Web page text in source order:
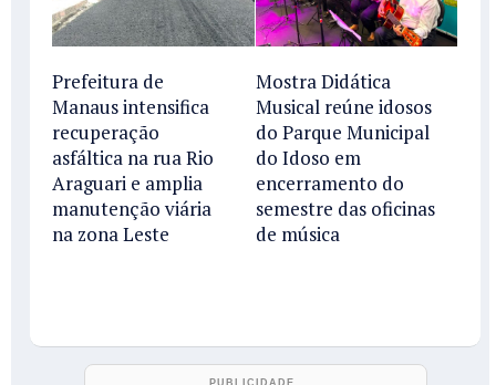
Prefeitura de
Manaus intensifica
recuperação
asfáltica na rua Rio
Araguari e amplia
manutenção viária
na zona Leste
Mostra Didática
Musical reúne idosos
do Parque Municipal
do Idoso em
encerramento do
semestre das oficinas
de música